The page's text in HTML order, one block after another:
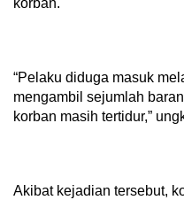
korban.
“Pelaku diduga masuk
mengambil sejumlah
korban masih tertidur,”
Akibat kejadian tersebut,